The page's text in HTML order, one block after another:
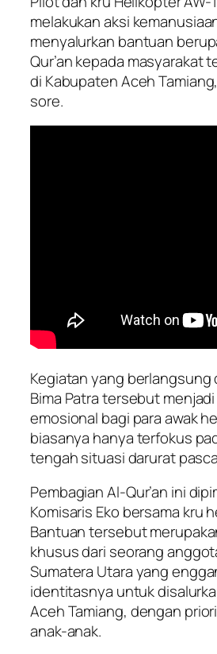
melakukan aksi
menyalurkan bantuan
Qur’an kepada masyarakat
di Kabupaten Aceh
sore.
Kegiatan yang berlangsung
Bima Patra tersebut
emosional bagi para awak
biasanya hanya terfokus
tengah situasi darurat
Pembagian Al-Qur’an ini
Komisaris Eko bersama kru
Bantuan tersebut
khusus dari seorang
Sumatera Utara yang
identitasnya untuk
Aceh Tamiang, dengan
anak-anak.